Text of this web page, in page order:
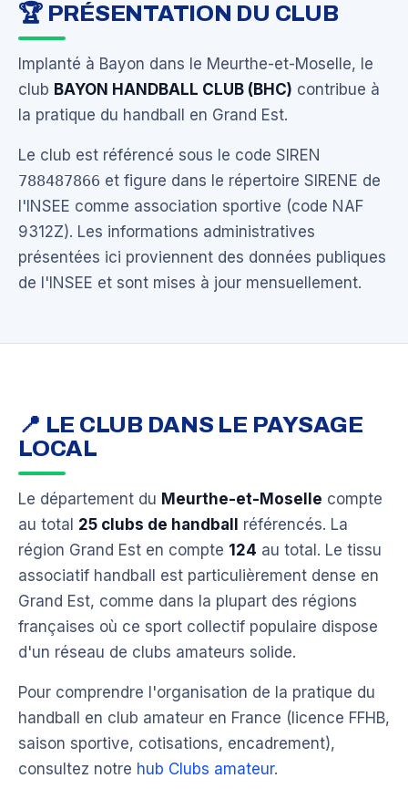
🏆 PRÉSENTATION DU CLUB
Implanté à Bayon dans le Meurthe-et-Moselle, le
club BAYON HANDBALL CLUB (BHC) contribue à
la pratique du handball en Grand Est.
Le club est référencé sous le code SIREN
788487866 et figure dans le répertoire SIRENE de
l'INSEE comme association sportive (code NAF
9312Z). Les informations administratives
présentées ici proviennent des données publiques
de l'INSEE et sont mises à jour mensuellement.
📍 LE CLUB DANS LE PAYSAGE
LOCAL
Le département du Meurthe-et-Moselle compte
au total 25 clubs de handball
référencés. La
région Grand Est en compte 124 au total. Le tissu
associatif handball est particulièrement dense en
Grand Est, comme dans la plupart des régions
françaises où ce sport collectif populaire dispose
d'un réseau de clubs amateurs solide.
Pour comprendre l'organisation de la pratique du
handball en club amateur en France (licence FFHB,
saison sportive, cotisations, encadrement),
consultez notre hub Clubs amateur.